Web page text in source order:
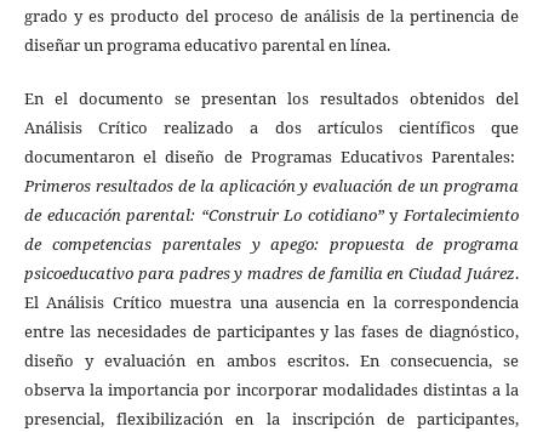
grado y es producto del proceso de análisis de la pertinencia de
diseñar un programa educativo parental en línea.
En el documento se presentan los resultados obtenidos del
Análisis Crítico realizado a dos artículos científicos que
documentaron el diseño de Programas Educativos Parentales:
Primeros resultados de la aplicación y evaluación de un programa
de educación parental: “Construir Lo cotidiano”yFortalecimiento
de competencias parentales y apego: propuesta de programa
psicoeducativo para padres y madres de familia en Ciudad Juárez.
El Análisis Crítico muestra una ausencia en la correspondencia
entre las necesidades de participantes y las fases de diagnóstico,
diseño y evaluación en ambos escritos. En consecuencia, se
observa la importancia por incorporar modalidades distintas a la
presencial, flexibilización en la inscripción de participantes,